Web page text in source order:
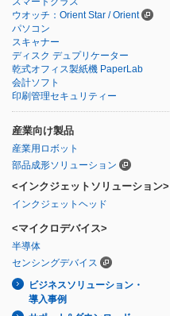
ウオッチ：Orient Star / Orient
パソコン
スキャナー
ディスク デュプリケーター
乾式オフィス製紙機 PaperLab
会計ソフト
印刷管理セキュリティー
産業向け製品
産業用ロボット
部品成形ソリューション
<インクジェットソリューション>
インクジェットヘッド
<マイクロデバイス>
半導体
センシングデバイス
ビジネスソリューション・
導入事例